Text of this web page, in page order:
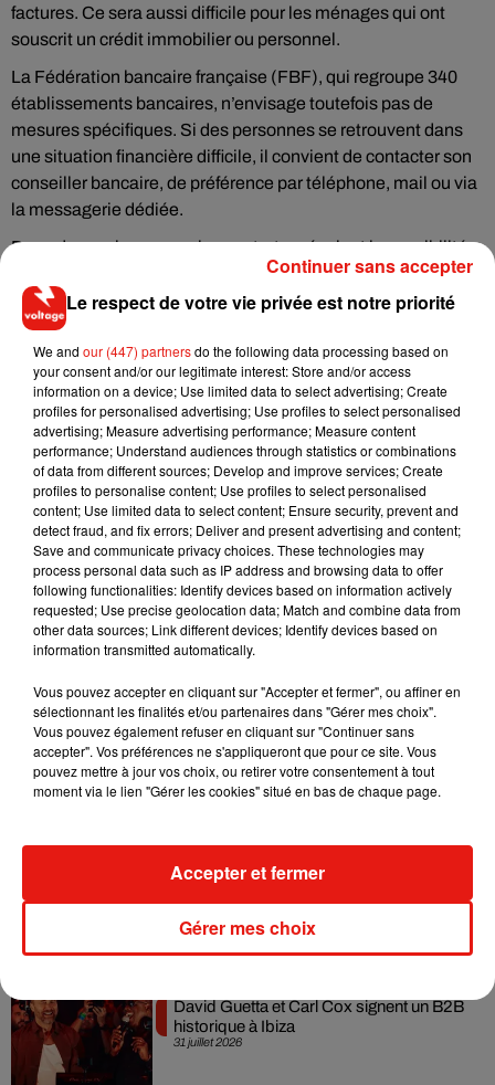
factures. Ce sera aussi difficile pour les ménages qui ont
souscrit un crédit immobilier ou personnel.
La Fédération bancaire française (FBF), qui regroupe 340
établissements bancaires, n’envisage toutefois pas de
mesures spécifiques. Si des personnes se retrouvent dans
une situation financière difficile, il convient de contacter son
conseiller bancaire, de préférence par téléphone, mail ou via
la messagerie dédiée.
Dans de nombreux cas, les contrats prévoient la possibilité
d'activer la modulation ou le report d'échéance à la
demande. Si ce n’est pas le cas pour une ou plusieurs
raisons, « la gestion se fait au cas par cas avec bienveillance
selon les modalités du contrat de prêt », insiste la FBF dans
les colonnes du journal Le Parisien.
Parmi les mesures d'aide au secteur, l'association
professionnelle des intermédiaires en crédit (Apic) réclame
par exemple « la possibilité pour les détenteurs de crédits en
difficulté de reporter ou suspendre leurs échéances de
remboursement jusqu'à six mois ».
Musique
3 août 2026
Fred again.. et Latin Mafia dévoilent enfin
leur mixtape créée en...
dévoilent « Happiness Is So Sad »
31 juillet 2026
David Guetta et Carl Cox signent un B2B
historique à Ibiza
Le respect de votre vie privée est notre priorité
We and our (447) partnersdo the following data processing based on
your consent and/or our legitimate interest: Store and/or access
information on a device; Use limited data to select advertising; Create
profiles for personalised advertising; Use profiles to select personalised
advertising; Measure advertising performance; Measure content
performance; Understand audiences through statistics or combinations
of data from different sources; Develop and improve services; Create
profiles to personalise content; Use profiles to select personalised
content; Use limited data to select content; Ensure security, prevent and
detect fraud, and fix errors; Deliver and present advertising and content;
Save and communicate privacy choices. These technologies may
process personal data such as IP address and browsing data to offer
following functionalities: Identify devices based on information actively
requested; Use precise geolocation data; Match and combine data from
other data sources; Link different devices; Identify devices based on
information transmitted automatically.
Vous pouvez accepter en cliquant sur "Accepter et fermer", ou affiner en
sélectionnant les finalités et/ou partenaires dans "Gérer mes choix".
Vous pouvez également refuser en cliquant sur "Continuer sans
accepter". Vos préférences ne s'appliqueront que pour ce site. Vous
pouvez mettre à jour vos choix, ou retirer votre consentement à tout
moment via le lien "Gérer les cookies" situé en bas de chaque page.
Gérer mes choix
Accepter et fermer
Continuer sans accepter